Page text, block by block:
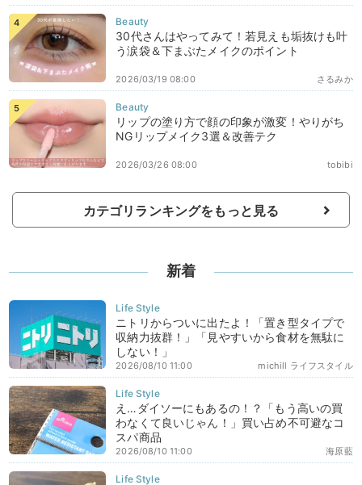
30代さんはやってみて！若見えも垢抜けも叶
う涙袋＆下まぶたメイクのポイント
さるみか
2026/03/19 08:00
リップの塗り方で顔の印象が激変！やりがち
NGリップメイク3選＆改善テク
tobibi
2026/03/26 08:00
カテゴリランキングをもっと見る
新着
ニトリからついに出たよ！「置き型タイプで
収納力抜群！」「見やすいから食材を無駄に
しない！」
michill ライフスタイル
2026/08/10 11:00
え…ダイソーにもあるの！？「もう高いの買
わなくて良いじゃん！」買い占め不可避なコ
スパ商品
海原藍
2026/08/10 11:00